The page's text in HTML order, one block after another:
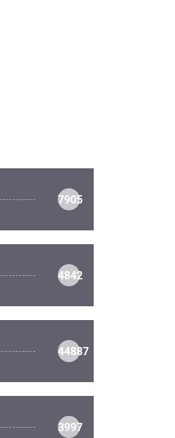
7905
4842
44887
3997